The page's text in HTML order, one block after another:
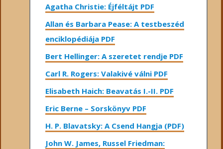
Agatha Christie: Éjféltájt PDF
Allan és Barbara Pease: A testbeszéd
enciklopédiája PDF
Bert Hellinger: A ​szeretet rendje PDF
Carl R. Rogers: Valakivé válni PDF
Elisabeth Haich: Beavatás I.-II. PDF
Eric Berne – Sorskönyv PDF
H. P. Blavatsky: A Csend Hangja (PDF)
John W. James, Russel Friedman: